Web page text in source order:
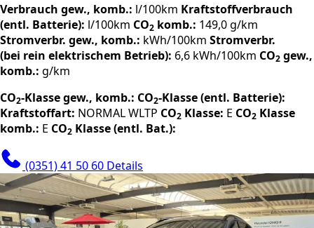
Verbrauch gew., komb.: l/100km Kraftstoffverbrauch
(entl. Batterie): l/100km CO2 komb.: 149,0 g/km
Stromverbr. gew., komb.: kWh/100km Stromverbr.
(bei rein elektrischem Betrieb): 6,6 kWh/100km CO2 gew.,
komb.: g/km
CO2-Klasse gew., komb.: CO2-Klasse (entl. Batterie):
Kraftstoffart: NORMALWLTP CO2 Klasse: E CO2 Klasse
komb.: E CO2 Klasse (entl. Bat.):
(0351) 41 50 60 Details